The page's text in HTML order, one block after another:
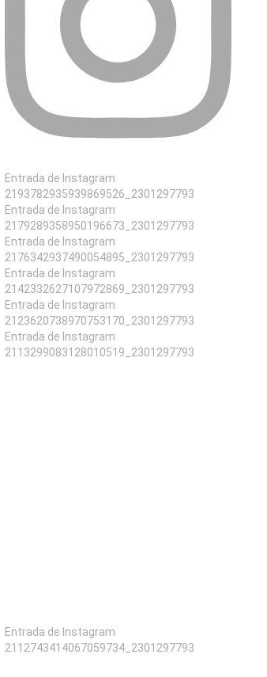
Entrada de Instagram
2193782935939869526_2301297793
Entrada de Instagram
2179289358950196673_2301297793
Entrada de Instagram
2176342937490054895_2301297793
Entrada de Instagram
2142332627107972869_2301297793
Entrada de Instagram
2123620738970753170_2301297793
Entrada de Instagram
2113299083128010519_2301297793
Entrada de Instagram
2112743414067059734_2301297793